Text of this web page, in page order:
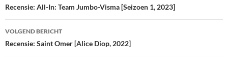
navigatie
Recensie: All-In: Team Jumbo-Visma [Seizoen 1, 2023]
VOLGEND BERICHT
Recensie: Saint Omer [Alice Diop, 2022]